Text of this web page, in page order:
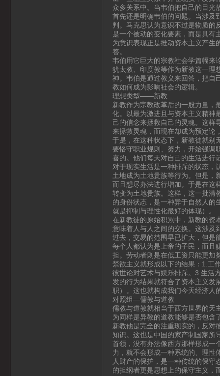
众多关系中。当韦伯把自己的目光
首先还是明确韦伯的问题。当涉及
判。马克思认为意识不过是物质的
是一个被动的变化要素，而是具有
为意识表现正是推动资本主义产生
答。
韦伯用它巨大的宗教社会学篇幅来
犹太教、印度教等作为新教这一理
神。韦伯是通过教义来回答，把自
教如何成为影响社会的逻辑。
理想类型——新教
新教作为宗教改革后的一股力量，
化。以最为激进且与资本主义精神
己的信念来拯救自己的灵魂。这样
来拯救灵魂，而现在却成为预定论
于是，在这种状态下，新教徒就别
要恪守职业规则、努力，开始强调
喜的。他们每天对自己的生活进行
对于现实生活是一种排斥的状态，
土地成为土地贵族等行为。但是，
而且想尽办法进行增加。于是在这
转变为土地贵族。这样，这一批清
的身份状态，是一种异于自然人的
就是抑制与理性化最好的体现）。
在新教徒的原始积累中，新教的资
意味着人与人之间的交换。这涉及
过去，交易的范围早已扩大，但是
每个人都认为是上帝的子民，而且
担。劳动者则是在低工资只能更加
禁欲主义就形成以下的结果：1.工
彼世论对艺术与娱乐排斥。3.生活
发的行为结果就符合了资本主义发
职）。这也就构成我们今天经济人
对照组—儒教与道教
儒教与道教就相当于西方世界的天
为同样是异教的道教能够是否包含
新教他是完全的注重现实的，反对
知识。这也是中国的家产制国家所
首领，没有办法像西方那样形成一
力，就不会形成一种系统的、理性
人财产的保护，是一种传统的保
的担纲者更是思想上的保守主义，